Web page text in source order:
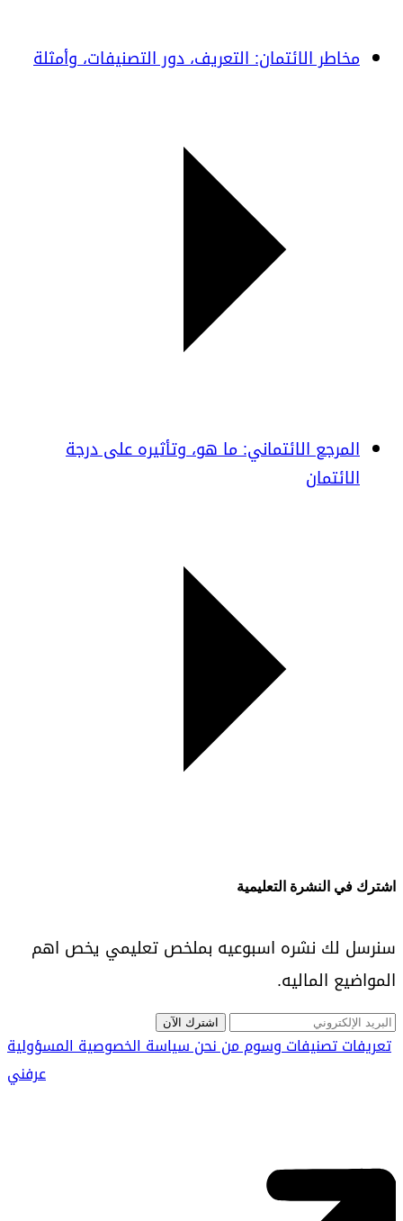
مخاطر الائتمان: التعريف، دور التصنيفات، وأمثلة
المرجع الائتماني: ما هو، وتأثيره على درجة
الائتمان
اشترك في النشرة التعليمية
سنرسل لك نشره اسبوعيه بملخص تعليمي يخص اهم
المواضيع الماليه.
اشترك الآن
تعريفاتتصنيفاتوسوممن نحنسياسة الخصوصيةالمسؤولية
عرفني